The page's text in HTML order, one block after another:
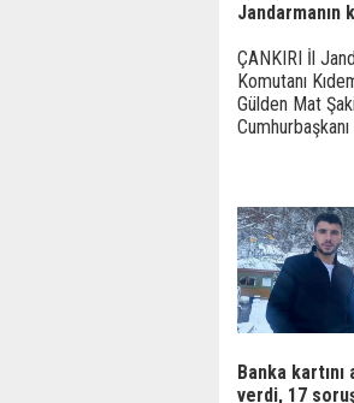
Jandarmanın
ÇANKIRI İl
Komutanı
Gülden Mat
Cumhurbaşkanı
Banka kartını
verdi, 17